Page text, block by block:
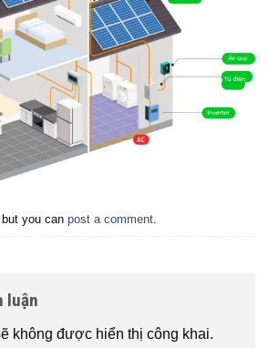
you can post a comment
luận
không được hiển thị công khai.